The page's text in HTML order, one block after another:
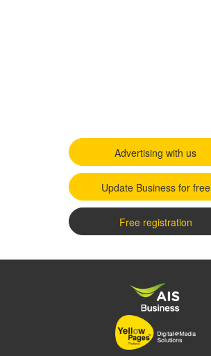
Advertising with us
Update Business for free
Free registration